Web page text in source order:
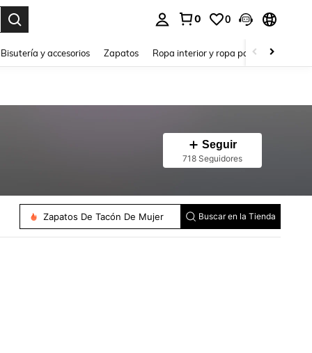
0 0
Bisutería y accesorios Zapatos Ropa interior y ropa para dormir
Seguir
718 Seguidores
Zapatos De Tacón De Mujer Buscar en la Tienda